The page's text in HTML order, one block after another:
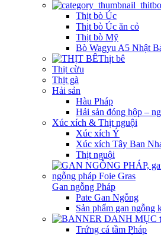
Thịt bò Úc
Thịt bò Úc ăn cỏ
Thịt bò Mỹ
Bò Wagyu A5 Nhật
Thịt bê
Thịt cừu
Thịt gà
Hải sản
Hàu Pháp
Hải sản đóng hộp –
Xúc xích & Thịt nguội
Xúc xích Ý
Xúc xích Tây Ban
Thịt nguội
Gan ngỗng Pháp
Pate Gan Ngỗng
Sản phẩm gan ngỗng
Trứng cá tầm Pháp